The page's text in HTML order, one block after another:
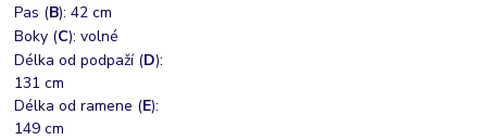
Pas (B): 42 cm
Boky (C): volné
Délka od podpaží (D):
131 cm
Délka od ramene (E):
149 cm